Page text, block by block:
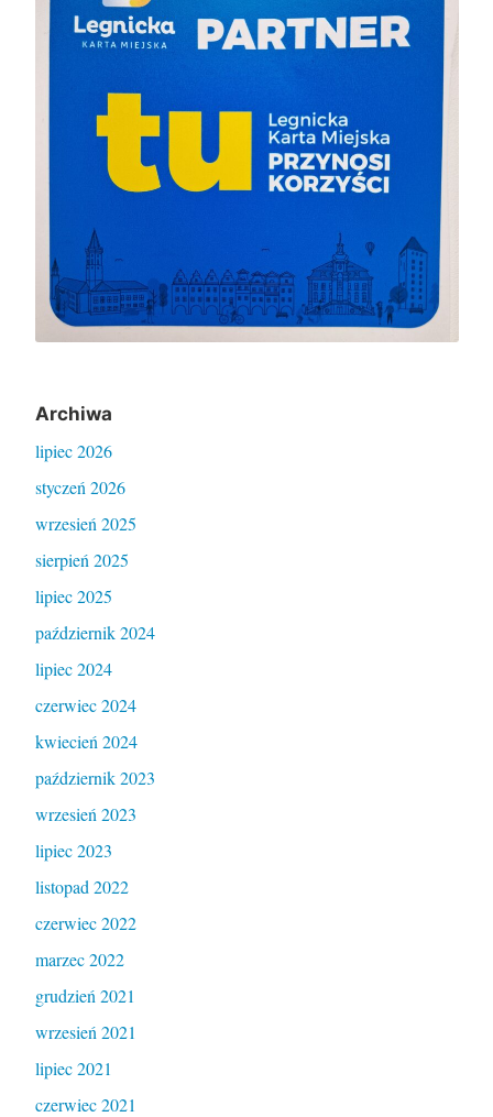
Archiwa
lipiec 2026
styczeń 2026
wrzesień 2025
sierpień 2025
lipiec 2025
październik 2024
lipiec 2024
czerwiec 2024
kwiecień 2024
październik 2023
wrzesień 2023
lipiec 2023
listopad 2022
czerwiec 2022
marzec 2022
grudzień 2021
wrzesień 2021
lipiec 2021
czerwiec 2021